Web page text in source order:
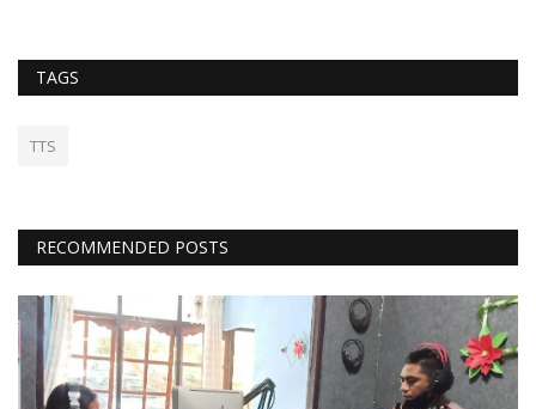
TAGS
TTS
RECOMMENDED POSTS